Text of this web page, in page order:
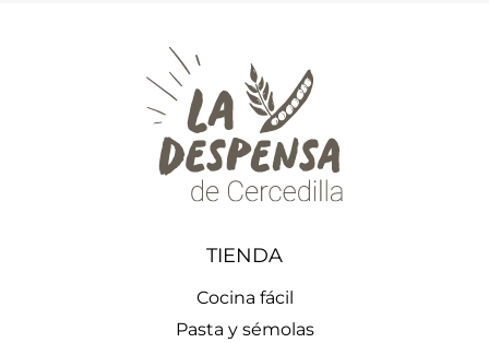
TIENDA
Cocina fácil
Pasta y sémolas